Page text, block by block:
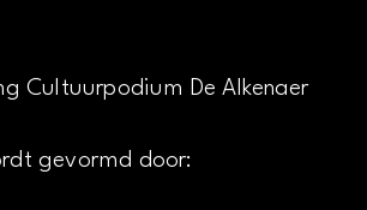
Cultuurpodium De Alkenaer
gevormd door: